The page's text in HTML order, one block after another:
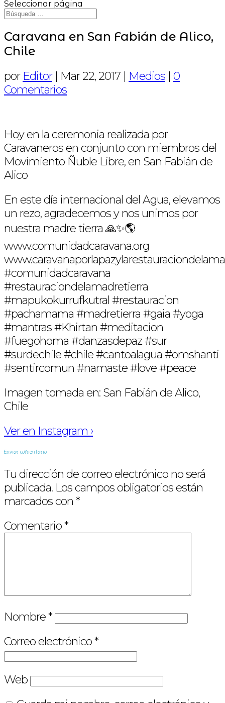
Seleccionar página
Caravana en San Fabián de Alico,
Chile
por Editor| Mar 22, 2017 | Medios | 0
Comentarios
Hoy en la ceremonia realizada por
Caravaneros en conjunto con miembros del
Movimiento Ñuble Libre, en San Fabián de
Alico
En este día internacional del Agua, elevamos
un rezo, agradecemos y nos unimos por
nuestra madre tierra 🙏✨🌎
www.comunidadcaravana.org
#comunidadcaravana
#restauraciondelamadretierra
#mapukokurrufkutral #restauracion
#pachamama #madretierra #gaia #yoga
#mantras #Khirtan #meditacion
#fuegohoma #danzasdepaz #sur
#surdechile #chile #cantoalagua #omshanti
#sentircomun #namaste #love #peace
Imagen tomada en: San Fabián de Alico,
Chile
Ver en Instagram ›
Enviar comentario
Tu dirección de correo electrónico no será
publicada. Los campos obligatorios están
marcados con *
Comentario*
Nombre*
Correo electrónico*
Web